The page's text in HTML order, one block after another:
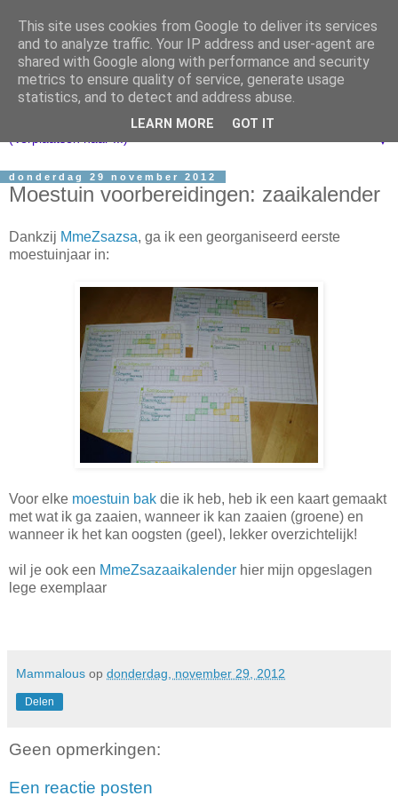
▼
donderdag 29 november 2012
Moestuin voorbereidingen: zaaikalender
Dankzij MmeZsazsa, ga ik een georganiseerd eerste
moestuinjaar in:
Voor elke moestuin bak die ik heb, heb ik een kaart gemaakt
met wat ik ga zaaien, wanneer ik kan zaaien (groene) en
wanneer ik het kan oogsten (geel), lekker overzichtelijk!
wil je ook een MmeZsazaaikalender hier mijn opgeslagen
lege exemplaar
Mammalous op donderdag, november 29, 2012
Delen
Geen opmerkingen:
Een reactie posten
This site uses cookies from Google to deliver its services
and to analyze traffic. Your IP address and user-agent are
shared with Google along with performance and security
metrics to ensure quality of service, generate usage
statistics, and to detect and address abuse.
LEARN MORE GOT IT